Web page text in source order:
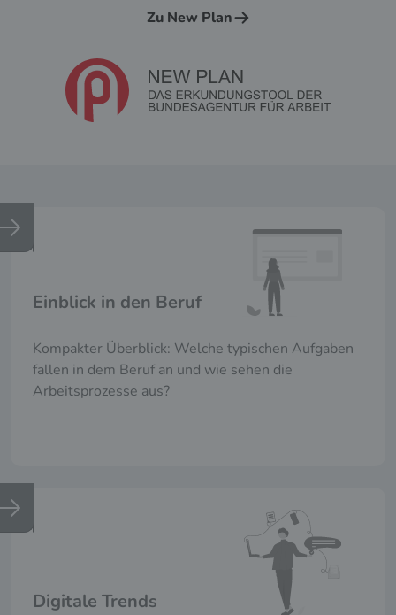
Zu New Plan
Einblick in den Beruf
Kompakter Überblick: Welche typischen Aufgaben
fallen in dem Beruf an und wie sehen die
Arbeitsprozesse aus?
Digitale Trends